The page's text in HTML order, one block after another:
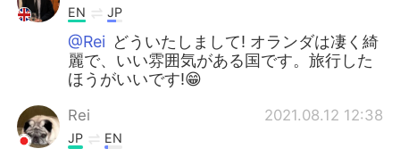
EN JP
@Rei どういたしまして! オランダは凄く綺
麗で、いい雰囲気がある国です。旅行した
ほうがいいです!😁
Rei 2021.08.12 12:38
JP EN